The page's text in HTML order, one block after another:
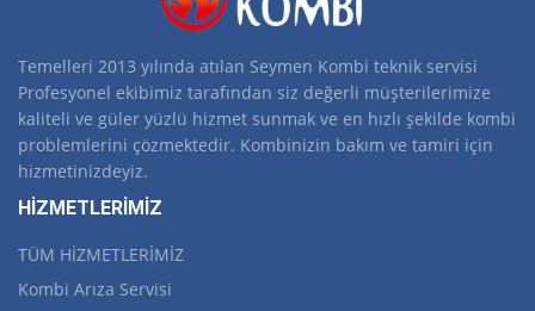
Temelleri 2013 yılında atılan Seymen Kombi teknik servisi
Profesyonel ekibimiz tarafından siz değerli müşterilerimize
kaliteli ve güler yüzlü hizmet sunmak ve en hızlı şekilde kombi
problemlerini çözmektedir. Kombinizin bakım ve tamiri için
hizmetinizdeyiz.
HİZMETLERİMİZ
TÜM HİZMETLERİMİZ
Kombi Arıza Servisi